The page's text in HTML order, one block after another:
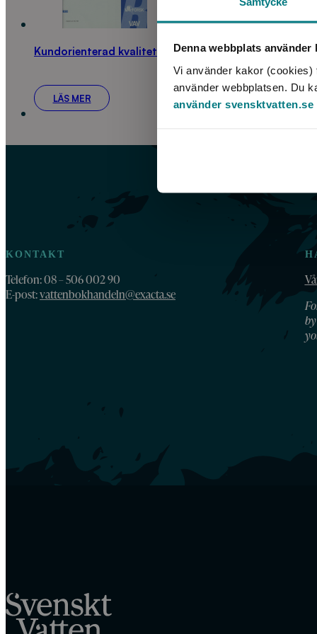
Denna webbplats använder
Vi använder kakor
använder webbplatsen. Du
använder svensktvatten.se
Kundorienterad kvalitetsutveckling i VA-verksamhet
LÄS MER
KONTAKT
Telefon: 08 – 506 002 90
E-post:vattenbokhandeln@exacta.se